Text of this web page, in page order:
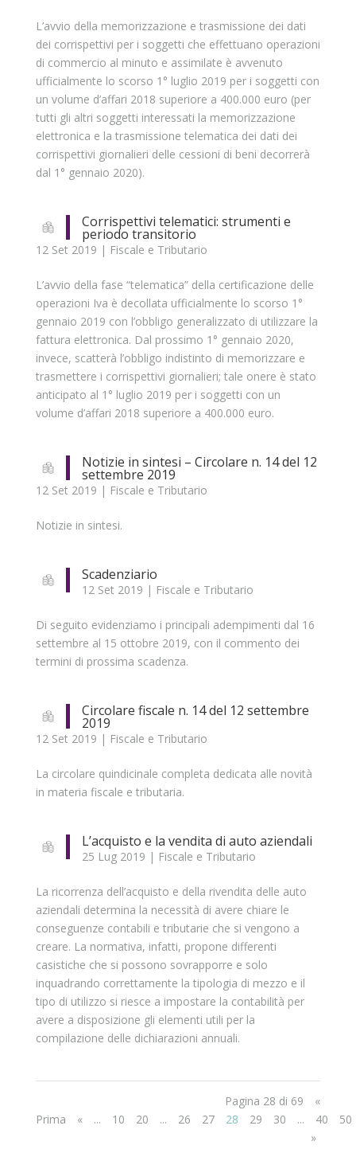
L’avvio della memorizzazione e trasmissione dei dati
dei corrispettivi per i soggetti che effettuano operazioni
di commercio al minuto e assimilate è avvenuto
ufficialmente lo scorso 1° luglio 2019 per i soggetti con
un volume d’affari 2018 superiore a 400.000 euro (per
tutti gli altri soggetti interessati la memorizzazione
elettronica e la trasmissione telematica dei dati dei
corrispettivi giornalieri delle cessioni di beni decorrerà
dal 1° gennaio 2020).
Corrispettivi telematici: strumenti e
periodo transitorio
12 Set 2019 | Fiscale e Tributario
L’avvio della fase “telematica” della certificazione delle
operazioni Iva è decollata ufficialmente lo scorso 1°
gennaio 2019 con l’obbligo generalizzato di utilizzare la
fattura elettronica. Dal prossimo 1° gennaio 2020,
invece, scatterà l’obbligo indistinto di memorizzare e
trasmettere i corrispettivi giornalieri; tale onere è stato
anticipato al 1° luglio 2019 per i soggetti con un
volume d’affari 2018 superiore a 400.000 euro.
Notizie in sintesi – Circolare n. 14 del 12
settembre 2019
12 Set 2019 | Fiscale e Tributario
Notizie in sintesi.
Scadenziario
12 Set 2019 | Fiscale e Tributario
Di seguito evidenziamo i principali adempimenti dal 16
settembre al 15 ottobre 2019, con il commento dei
termini di prossima scadenza.
Circolare fiscale n. 14 del 12 settembre
2019
12 Set 2019 | Fiscale e Tributario
La circolare quindicinale completa dedicata alle novità
in materia fiscale e tributaria.
L’acquisto e la vendita di auto aziendali
25 Lug 2019 | Fiscale e Tributario
La ricorrenza dell’acquisto e della rivendita delle auto
aziendali determina la necessità di avere chiare le
conseguenze contabili e tributarie che si vengono a
creare. La normativa, infatti, propone differenti
casistiche che si possono sovrapporre e solo
inquadrando correttamente la tipologia di mezzo e il
tipo di utilizzo si riesce a impostare la contabilità per
avere a disposizione gli elementi utili per la
compilazione delle dichiarazioni annuali.
Pagina 28 di 69
«
Prima
« ... 10 20 ... 26 27 28 29 30 ... 40
50
»